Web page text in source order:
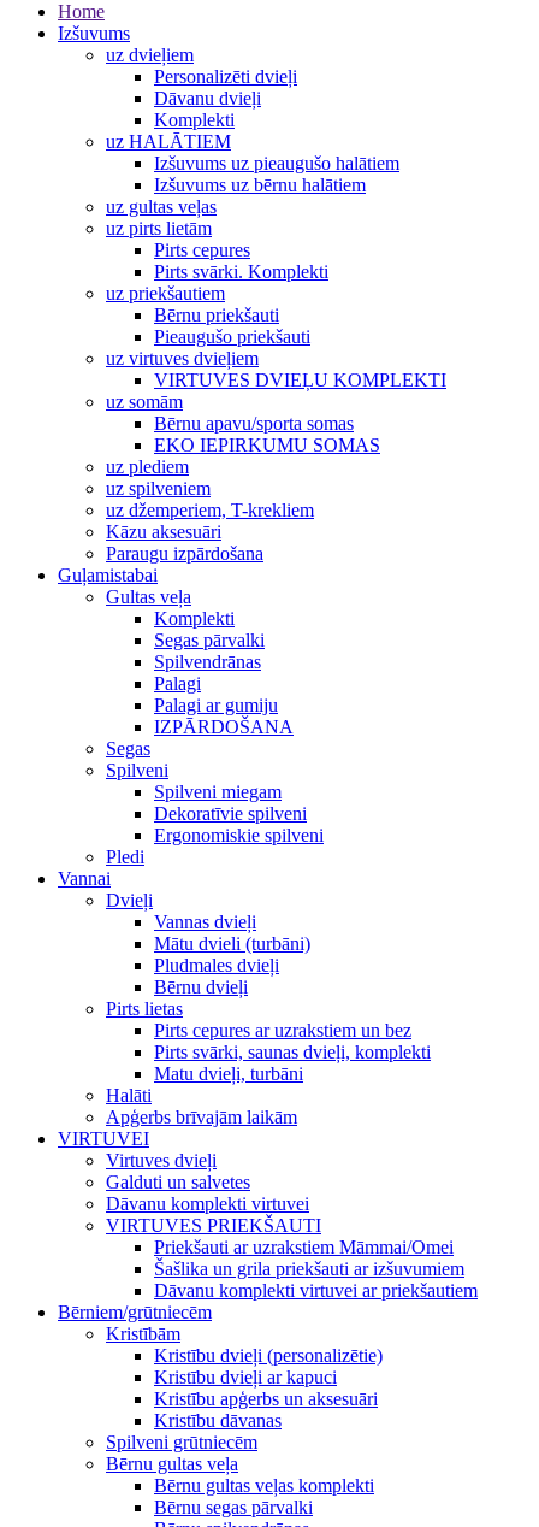
Home
Izšuvums
uz dvieļiem
Personalizēti dvieļi
Dāvanu dvieļi
Komplekti
uz HALĀTIEM
Izšuvums uz pieaugušo halātiem
Izšuvums uz bērnu halātiem
uz gultas veļas
uz pirts lietām
Pirts cepures
Pirts svārki. Komplekti
uz priekšautiem
Bērnu priekšauti
Pieaugušo priekšauti
uz virtuves dvieļiem
VIRTUVES DVIEĻU KOMPLEKTI
uz somām
Bērnu apavu/sporta somas
EKO IEPIRKUMU SOMAS
uz plediem
uz spilveniem
uz džemperiem, T-krekliem
Kāzu aksesuāri
Paraugu izpārdošana
Guļamistabai
Gultas veļa
Komplekti
Segas pārvalki
Spilvendrānas
Palagi
Palagi ar gumiju
IZPĀRDOŠANA
Segas
Spilveni
Spilveni miegam
Dekoratīvie spilveni
Ergonomiskie spilveni
Pledi
Vannai
Dvieļi
Vannas dvieļi
Mātu dvieli (turbāni)
Pludmales dvieļi
Bērnu dvieļi
Pirts lietas
Pirts cepures ar uzrakstiem un bez
Pirts svārki, saunas dvieļi, komplekti
Matu dvieļi, turbāni
Halāti
Apģerbs brīvajām laikām
VIRTUVEI
Virtuves dvieļi
Galduti un salvetes
Dāvanu komplekti virtuvei
VIRTUVES PRIEKŠAUTI
Priekšauti ar uzrakstiem Māmmai/Omei
Šašlika un grila priekšauti ar izšuvumiem
Dāvanu komplekti virtuvei ar priekšautiem
Bērniem/grūtniecēm
Kristībām
Kristību dvieļi (personalizētie)
Kristību dvieļi ar kapuci
Kristību apģerbs un aksesuāri
Kristību dāvanas
Spilveni grūtniecēm
Bērnu gultas veļa
Bērnu gultas veļas komplekti
Bērnu segas pārvalki